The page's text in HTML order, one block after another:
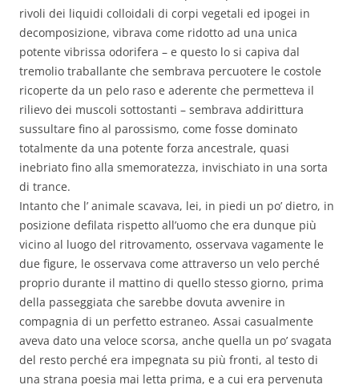
rivoli dei liquidi colloidali di corpi vegetali ed ipogei in
decomposizione, vibrava come ridotto ad una unica
potente vibrissa odorifera – e questo lo si capiva dal
tremolio traballante che sembrava percuotere le costole
ricoperte da un pelo raso e aderente che permetteva il
rilievo dei muscoli sottostanti – sembrava addirittura
sussultare fino al parossismo, come fosse dominato
totalmente da una potente forza ancestrale, quasi
inebriato fino alla smemoratezza, invischiato in una sorta
di trance.
Intanto che l’ animale scavava, lei, in piedi un po’ dietro, in
posizione defilata rispetto all’uomo che era dunque più
vicino al luogo del ritrovamento, osservava vagamente le
due figure, le osservava come attraverso un velo perché
proprio durante il mattino di quello stesso giorno, prima
della passeggiata che sarebbe dovuta avvenire in
compagnia di un perfetto estraneo. Assai casualmente
aveva dato una veloce scorsa, anche quella un po’ svagata
del resto perché era impegnata su più fronti, al testo di
una strana poesia mai letta prima, e a cui era pervenuta